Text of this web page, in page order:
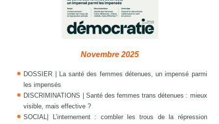
Novembre 2025
DOSSIER | La santé des femmes détenues, un impensé parmi
les impensés
DISCRIMINATIONS | Santé des femmes trans détenues : mieux
visible, mais effective ?
SOCIAL| L’internement : combler les trous de la répression